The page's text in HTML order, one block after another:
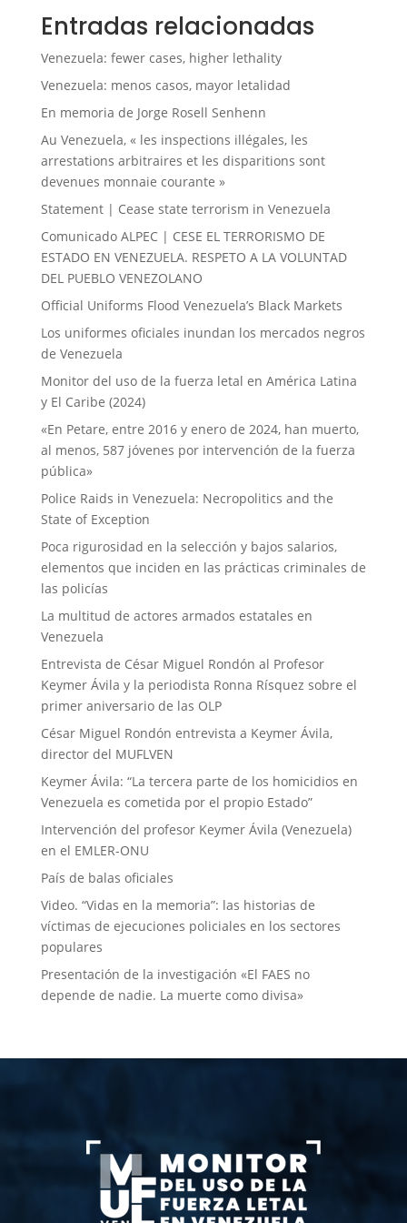
Entradas relacionadas
Venezuela: fewer cases, higher lethality
Venezuela: menos casos, mayor letalidad
En memoria de Jorge Rosell Senhenn
Au Venezuela, « les inspections illégales, les
arrestations arbitraires et les disparitions sont
devenues monnaie courante »
Statement | Cease state terrorism in Venezuela
Comunicado ALPEC | CESE EL TERRORISMO DE
ESTADO EN VENEZUELA. RESPETO A LA VOLUNTAD
DEL PUEBLO VENEZOLANO
Official Uniforms Flood Venezuela’s Black Markets
Los uniformes oficiales inundan los mercados negros
de Venezuela
Monitor del uso de la fuerza letal en América Latina
y El Caribe (2024)
«En Petare, entre 2016 y enero de 2024, han muerto,
al menos, 587 jóvenes por intervención de la fuerza
pública»
Police Raids in Venezuela: Necropolitics and the
State of Exception
Poca rigurosidad en la selección y bajos salarios,
elementos que inciden en las prácticas criminales de
las policías
La multitud de actores armados estatales en
Venezuela
Entrevista de César Miguel Rondón al Profesor
Keymer Ávila y la periodista Ronna Rísquez sobre el
primer aniversario de las OLP
César Miguel Rondón entrevista a Keymer Ávila,
director del MUFLVEN
Keymer Ávila: “La tercera parte de los homicidios en
Venezuela es cometida por el propio Estado”
Intervención del profesor Keymer Ávila (Venezuela)
en el EMLER-ONU
País de balas oficiales
Video. “Vidas en la memoria”: las historias de
víctimas de ejecuciones policiales en los sectores
populares
Presentación de la investigación «El FAES no
depende de nadie. La muerte como divisa»